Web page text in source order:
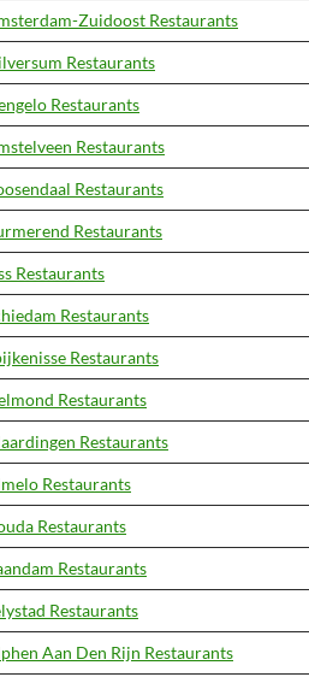
Zuidoost Restaurants
Restaurants
Restaurants
Restaurants
Restaurants
Restaurants
Restaurants
Restaurants
Restaurants
Restaurants
Restaurants
Restaurants
Restaurants
Restaurants
Restaurants
Aan Den Rijn Restaurants